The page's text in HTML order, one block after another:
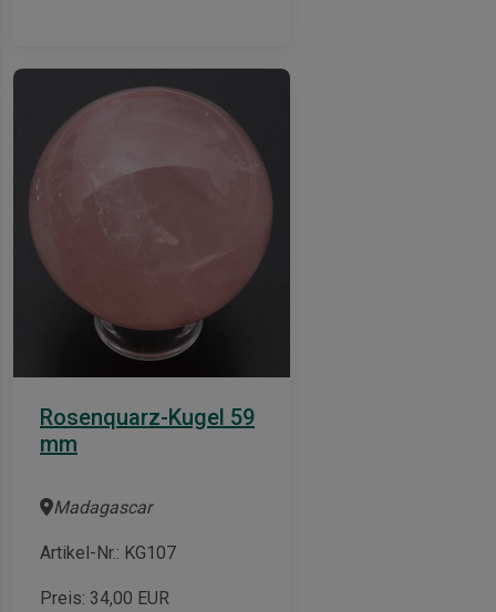
Rosenquarz-Kugel 59
mm
Madagascar
Artikel-Nr.: KG107
Preis: 34,00 EUR